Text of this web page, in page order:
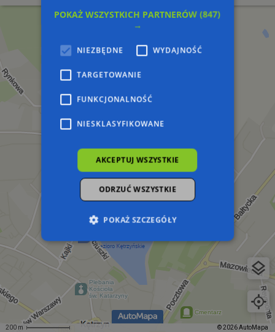
200 m © 2026 AutoMapa
POKAŻ WSZYSTKICH PARTNERÓW(847)
→
NIEZBĘDNE WYDAJNOŚĆ
TARGETOWANIE
FUNKCJONALNOŚĆ
NIESKLASYFIKOWANE
AKCEPTUJ WSZYSTKIE
ODRZUĆ WSZYSTKIE
POKAŻ SZCZEGÓŁY
Wydajność
Targetowanie
Funkcjonalność
Niesklasyfikowane
Niezbędne pliki cookie umożliwiają korzystanie z
podstawowych funkcji strony internetowej,
takich jak logowanie użytkownika i zarządzanie